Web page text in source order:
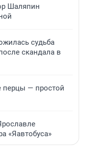
Шаляпин
судьба
скандала в
перцы — простой
«Яавтобуса»